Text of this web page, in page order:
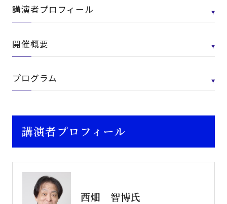
講演者プロフィール
開催概要
プログラム
講演者プロフィール
西畑 智博氏